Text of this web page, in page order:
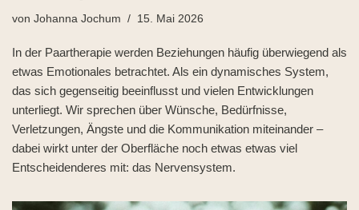
von Johanna Jochum 15. Mai 2026
In der Paartherapie werden Beziehungen häufig überwiegend als
etwas Emotionales betrachtet. Als ein dynamisches System,
das sich gegenseitig beeinflusst und vielen Entwicklungen
unterliegt. Wir sprechen über Wünsche, Bedürfnisse,
Verletzungen, Ängste und die Kommunikation miteinander –
dabei wirkt unter der Oberfläche noch etwas etwas viel
Entscheidenderes mit: das Nervensystem.